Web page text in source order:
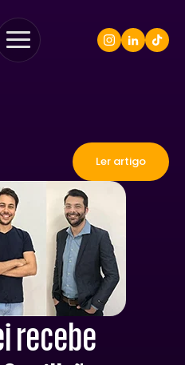
Ler artigo
recebe